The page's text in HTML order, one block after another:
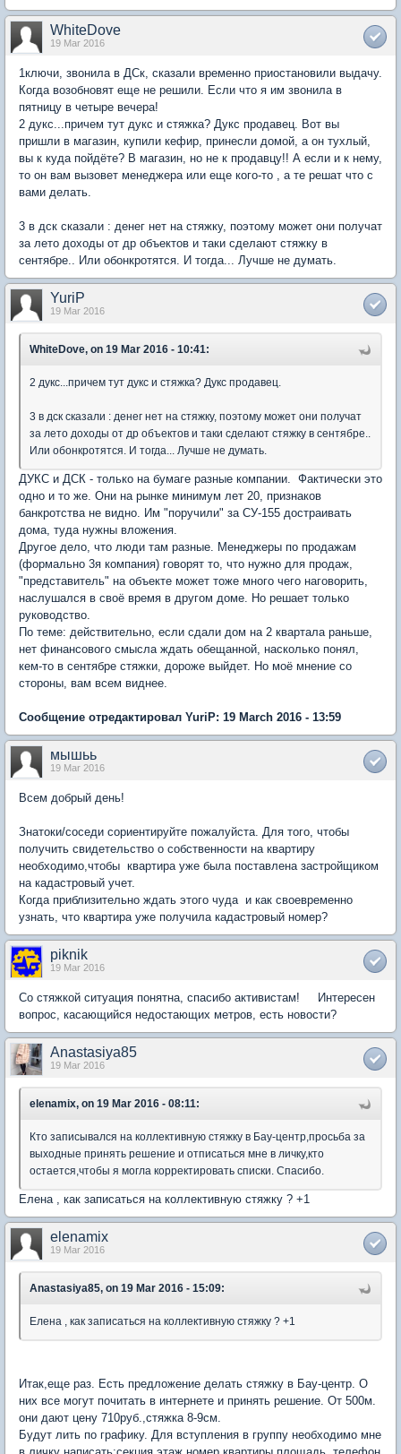
WhiteDove
19 Mar 2016
1ключи, звонила в ДСк, сказали временно приостановили выдачу.
Когда возобновят еще не решили. Если что я им звонила в
пятницу в четыре вечера!
2 дукс...причем тут дукс и стяжка? Дукс продавец. Вот вы
пришли в магазин, купили кефир, принесли домой, а он тухлый,
вы к куда пойдёте? В магазин, но не к продавцу!! А если и к нему,
то он вам вызовет менеджера или еще кого-то , а те решат что с
вами делать.
3 в дск сказали : денег нет на стяжку, поэтому может они получат
за лето доходы от др объектов и таки сделают стяжку в
сентябре.. Или обонкротятся. И тогда... Лучше не думать.
YuriP
19 Mar 2016
WhiteDove, on 19 Mar 2016 - 10:41:
2 дукс...причем тут дукс и стяжка? Дукс продавец.
3 в дск сказали : денег нет на стяжку, поэтому может они получат
за лето доходы от др объектов и таки сделают стяжку в сентябре..
Или обонкротятся. И тогда... Лучше не думать.
ДУКС и ДСК - только на бумаге разные компании. Фактически это
одно и то же. Они на рынке минимум лет 20, признаков
банкротства не видно. Им "поручили" за СУ-155 достраивать
дома, туда нужны вложения.
Другое дело, что люди там разные. Менеджеры по продажам
(формально 3я компания) говорят то, что нужно для продаж,
"представитель" на объекте может тоже много чего наговорить,
наслушался в своё время в другом доме. Но решает только
руководство.
По теме: действительно, если сдали дом на 2 квартала раньше,
нет финансового смысла ждать обещанной, насколько понял,
кем-то в сентябре стяжки, дороже выйдет. Но моё мнение со
стороны, вам всем виднее.
Сообщение отредактировал YuriP: 19 March 2016 - 13:59
мышьь
19 Mar 2016
Всем добрый день!
Знатоки/соседи сориентируйте пожалуйста. Для того, чтобы
получить свидетельство о собственности на квартиру
необходимо,чтобы квартира уже была поставлена застройщиком
на кадастровый учет.
Когда приблизительно ждать этого чуда и как своевременно
узнать, что квартира уже получила кадастровый номер?
piknik
19 Mar 2016
Со стяжкой ситуация понятна, спасибо активистам! Интересен
вопрос, касающийся недостающих метров, есть новости?
Anastasiya85
19 Mar 2016
elenamix, on 19 Mar 2016 - 08:11:
Кто записывался на коллективную стяжку в Бау-центр,просьба за
выходные принять решение и отписаться мне в личку,кто
остается,чтобы я могла корректировать списки. Спасибо.
Елена , как записаться на коллективную стяжку ? +1
elenamix
19 Mar 2016
Anastasiya85, on 19 Mar 2016 - 15:09:
Елена , как записаться на коллективную стяжку ? +1
Итак,еще раз. Есть предложение делать стяжку в Бау-центр. О
них все могут почитать в интернете и принять решение. От 500м.
они дают цену 710руб.,стяжка 8-9см.
Будут лить по графику. Для вступления в группу необходимо мне